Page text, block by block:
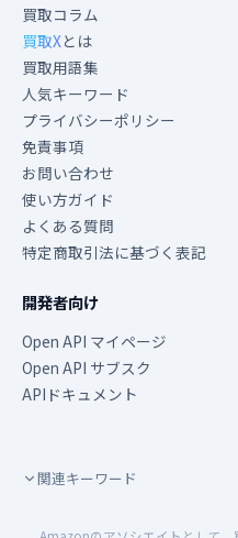
買取コラム
買取Xとは
買取用語集
人気キーワード
プライバシーポリシー
免責事項
お問い合わせ
使い方ガイド
よくある質問
特定商取引法に基づく表記
開発者向け
Open API マイページ
Open API サブスク
APIドキュメント
関連キーワード